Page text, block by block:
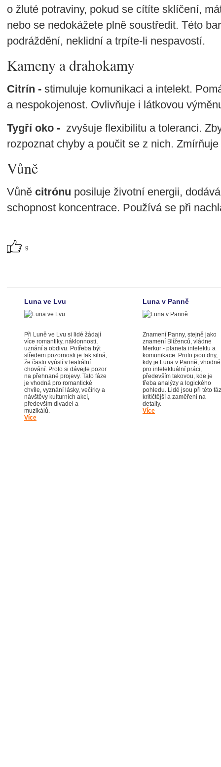
o žluté potraviny, pokud se cítíte sklíčení,
nebo se nedokážete plně soustředit. Této
podráždění, neklidní a trpíte-li nespavostí.
Kameny a drahokamy
Citrín - stimuluje komunikaci a intelekt.
a nespokojenost. Ovlivňuje i látkovou
Tygří oko - zvyšuje flexibilitu a toleranci.
rozpoznat chyby a poučit se z nich.
Vůně
Vůně citrónu posiluje životní energii,
schopnost koncentrace. Používá se při
9
Luna ve Lvu
Při Luně ve Lvu si lidé žádají
více romantiky, náklonnosti,
uznání a obdivu. Potřeba být
středem pozornosti je tak silná,
že často vyústí v teatrální
chování. Proto si dávejte pozor
na přehnané projevy. Tato fáze
je vhodná pro romantické
chvíle, vyznání lásky, večírky a
návštěvy kulturních akcí,
především divadel a
muzikálů.
Více
Luna v Panně
Znamení Panny, stejně jako
znamení Blíženců, vládne
Merkur - planeta intelektu a
komunikace. Proto jsou dny,
kdy je Luna v Panně, vhodné
pro intelektuální práci,
především takovou, kde je
třeba analýzy a logického
pohledu. Lidé jsou při této
kritičtější a zaměřeni na
detaily.
Více